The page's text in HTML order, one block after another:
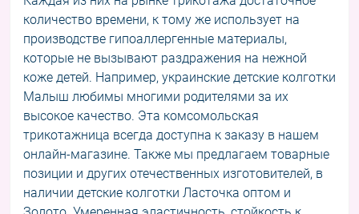
количество времени, к тому же использует на
производстве гипоаллергенные материалы,
которые не вызывают раздражения на нежной
коже детей. Например, украинские детские колготки
Малыш любимы многими родителями за их
высокое качество. Эта комсомольская
трикотажница всегда доступна к заказу в нашем
онлайн-магазине. Также мы предлагаем товарные
позиции и других отечественных изготовителей, в
наличии детские колготки Ласточка оптом и